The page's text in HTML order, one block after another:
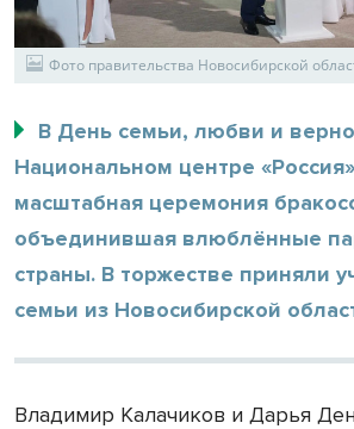
Фото правительства Новосибирской
В День семьи, любви и
Национальном центре
масштабная церемония
объединившая влюблённые
страны. В торжестве приняли
семьи из Новосибирской
Владимир Калачиков и Дарья